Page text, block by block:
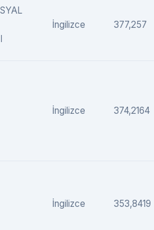
İngilizce 377,257
İngilizce 374,2164
İngilizce 353,8419